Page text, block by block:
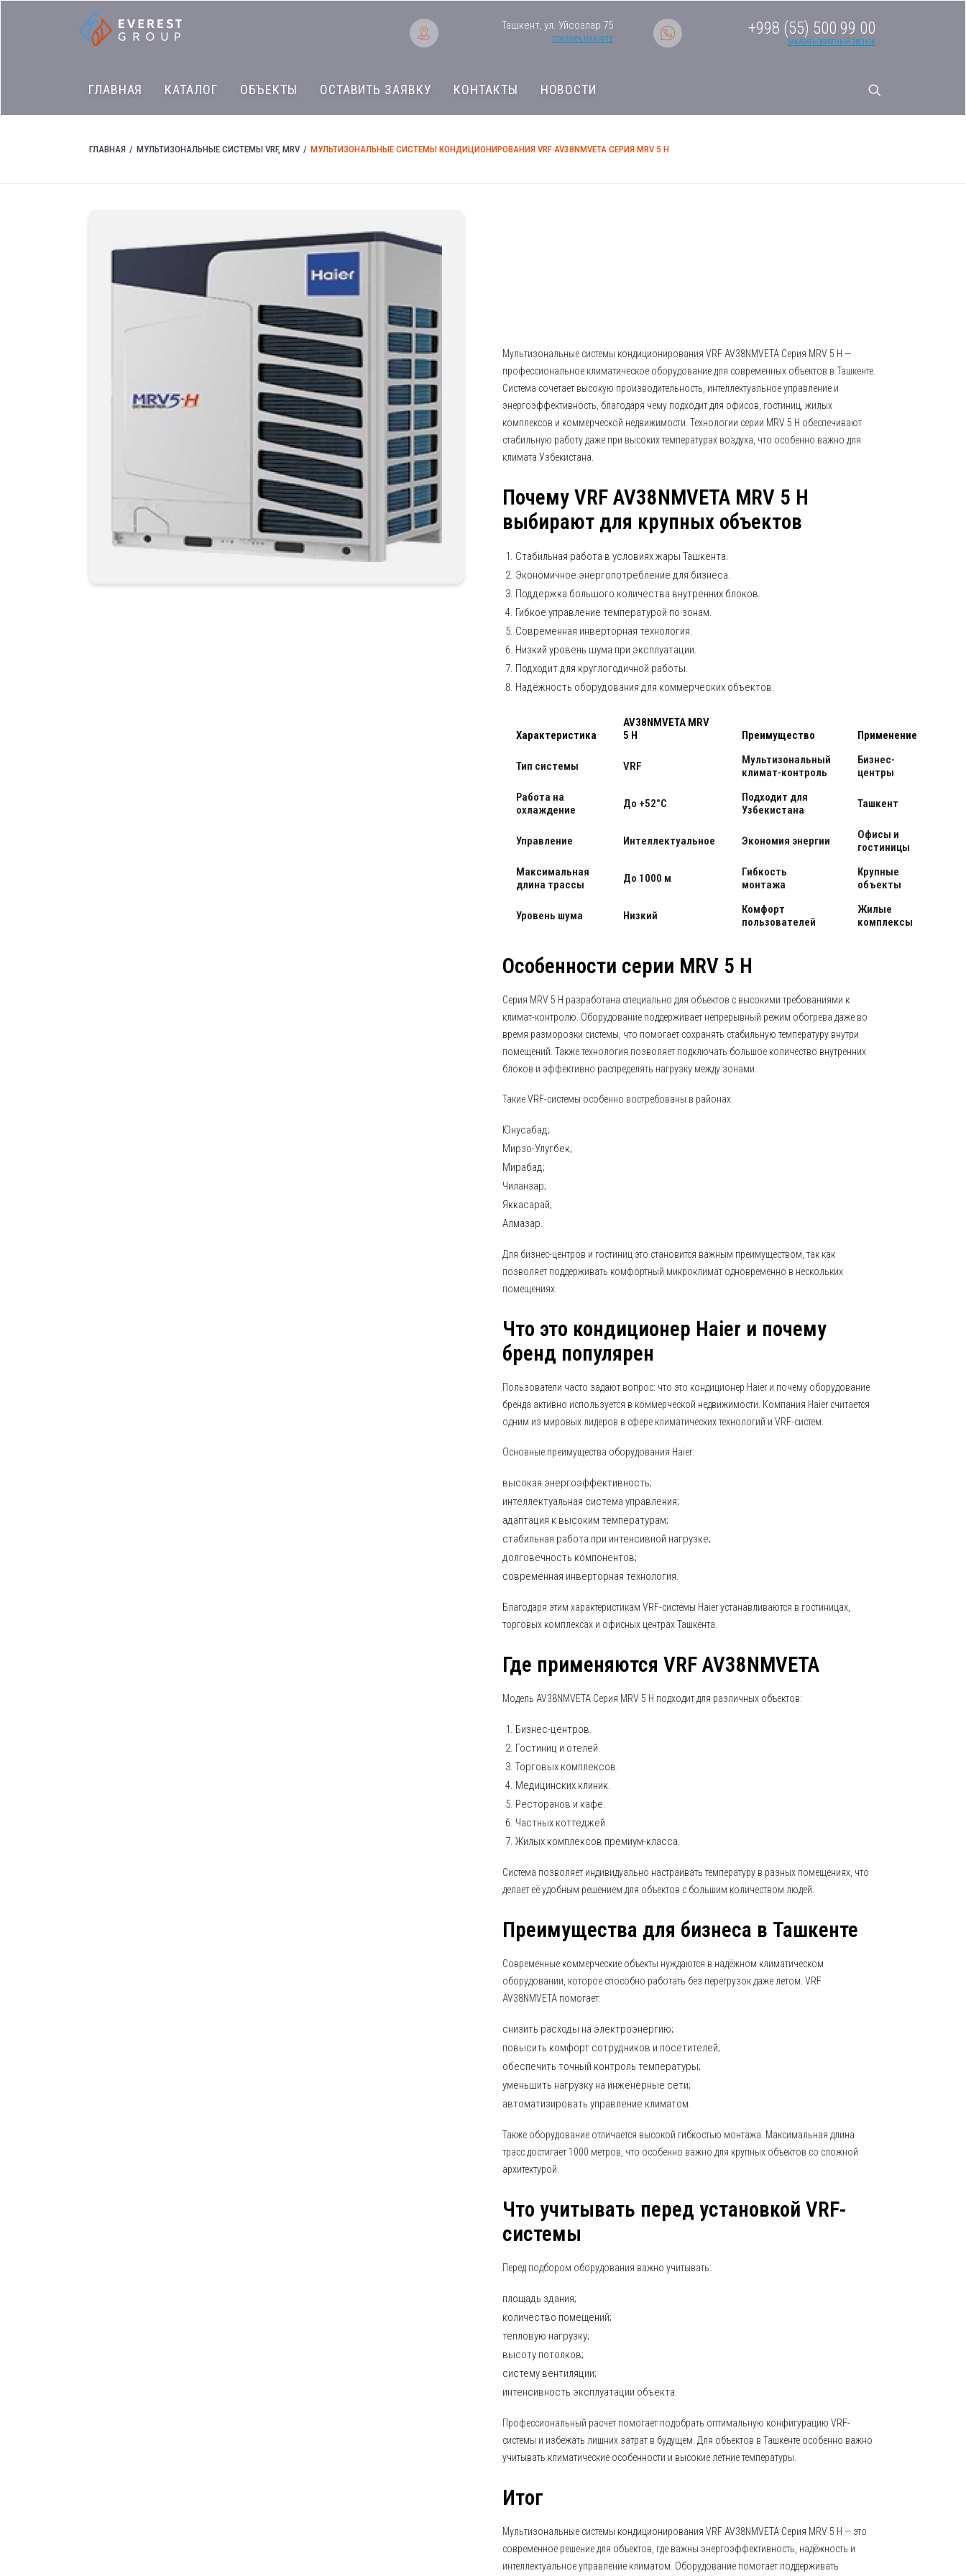
Ташкент, ул. Уйсозлар 75
ПОКАЗАТЬ НА КАРТЕ
+998 (55) 500 99 00
ЗАКАЗАТЬ ОБРАТНЫЙ ЗВОНОК
ГЛАВНАЯ КАТАЛОГ ОБЪЕКТЫ ОСТАВИТЬ ЗАЯВКУ КОНТАКТЫ НОВОСТИ
ГЛАВНАЯ МУЛЬТИЗОНАЛЬНЫЕ СИСТЕМЫ VRF, MRV МУЛЬТИЗОНАЛЬНЫЕ СИСТЕМЫ КОНДИЦИОНИРОВАНИЯ VRF AV38NMVETA СЕРИЯ MRV 5 H
Мультизональные системы кондиционирования VRF AV38NMVETA Серия MRV 5 H —
профессиональное климатическое оборудование для современных объектов в Ташкенте.
Система сочетает высокую производительность, интеллектуальное управление и
энергоэффективность, благодаря чему подходит для офисов, гостиниц, жилых
комплексов и коммерческой недвижимости. Технологии серии MRV 5 H обеспечивают
стабильную работу даже при высоких температурах воздуха, что особенно важно для
климата Узбекистана.
Почему VRF AV38NMVETA MRV 5 H
выбирают для крупных объектов
Стабильная работа в условиях жары Ташкента.
Экономичное энергопотребление для бизнеса.
Поддержка большого количества внутренних блоков.
Гибкое управление температурой по зонам.
Современная инверторная технология.
Низкий уровень шума при эксплуатации.
Подходит для круглогодичной работы.
Надёжность оборудования для коммерческих объектов.
Характеристика
AV38NMVETA MRV
5 H
Преимущество Применение
Тип системы VRF
Мультизональный
климат-контроль
Бизнес-
центры
Работа на
охлаждение
До +52°C
Подходит для
Узбекистана
Ташкент
Управление Интеллектуальное Экономия энергии
Офисы и
гостиницы
Максимальная
длина трассы
До 1000 м
Гибкость
монтажа
Крупные
объекты
Уровень шума Низкий
Комфорт
пользователей
Жилые
комплексы
Особенности серии MRV 5 H
Серия MRV 5 H разработана специально для объектов с высокими требованиями к
климат-контролю. Оборудование поддерживает непрерывный режим обогрева даже во
время разморозки системы, что помогает сохранять стабильную температуру внутри
помещений. Также технология позволяет подключать большое количество внутренних
блоков и эффективно распределять нагрузку между зонами.
Такие VRF-системы особенно востребованы в районах:
Юнусабад;
Мирзо-Улугбек;
Мирабад;
Чиланзар;
Яккасарай;
Алмазар.
Для бизнес-центров и гостиниц это становится важным преимуществом, так как
позволяет поддерживать комфортный микроклимат одновременно в нескольких
помещениях.
Что это кондиционер Haier и почему
бренд популярен
Пользователи часто задают вопрос: что это кондиционер Haier и почему оборудование
бренда активно используется в коммерческой недвижимости. Компания Haier считается
одним из мировых лидеров в сфере климатических технологий и VRF-систем.
Основные преимущества оборудования Haier:
высокая энергоэффективность;
интеллектуальная система управления;
адаптация к высоким температурам;
стабильная работа при интенсивной нагрузке;
долговечность компонентов;
современная инверторная технология.
Благодаря этим характеристикам VRF-системы Haier устанавливаются в гостиницах,
торговых комплексах и офисных центрах Ташкента.
Где применяются VRF AV38NMVETA
Модель AV38NMVETA Серия MRV 5 H подходит для различных объектов:
Бизнес-центров.
Гостиниц и отелей.
Торговых комплексов.
Медицинских клиник.
Ресторанов и кафе.
Частных коттеджей.
Жилых комплексов премиум-класса.
Система позволяет индивидуально настраивать температуру в разных помещениях, что
делает её удобным решением для объектов с большим количеством людей.
Преимущества для бизнеса в Ташкенте
Современные коммерческие объекты нуждаются в надёжном климатическом
оборудовании, которое способно работать без перегрузок даже летом. VRF
AV38NMVETA помогает:
снизить расходы на электроэнергию;
повысить комфорт сотрудников и посетителей;
обеспечить точный контроль температуры;
уменьшить нагрузку на инженерные сети;
автоматизировать управление климатом.
Также оборудование отличается высокой гибкостью монтажа. Максимальная длина
трасс достигает 1000 метров, что особенно важно для крупных объектов со сложной
архитектурой.
Что учитывать перед установкой VRF-
системы
Перед подбором оборудования важно учитывать:
площадь здания;
количество помещений;
тепловую нагрузку;
высоту потолков;
систему вентиляции;
интенсивность эксплуатации объекта.
Профессиональный расчёт помогает подобрать оптимальную конфигурацию VRF-
системы и избежать лишних затрат в будущем. Для объектов в Ташкенте особенно важно
учитывать климатические особенности и высокие летние температуры.
Итог
Мультизональные системы кондиционирования VRF AV38NMVETA Серия MRV 5 H — это
современное решение для объектов, где важны энергоэффективность, надёжность и
интеллектуальное управление климатом. Оборудование помогает поддерживать